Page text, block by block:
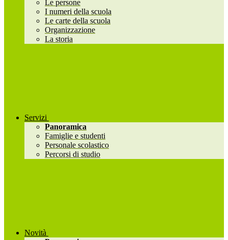
Le persone
I numeri della scuola
Le carte della scuola
Organizzazione
La storia
Servizi
Panoramica
Famiglie e studenti
Personale scolastico
Percorsi di studio
Novità